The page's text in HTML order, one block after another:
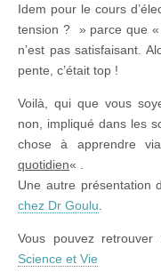
Idem pour le cours
tension ? » parce que
n’est pas satisfaisant.
pente, c’était top !
Voilà, qui que vous
non, impliqué dans les
chose à apprendre
quotidien« .
Une autre présentation
chez Dr Goulu
Vous pouvez
Science et Vie